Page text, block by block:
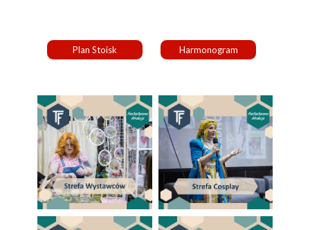
Plan Stoisk Harmonogram